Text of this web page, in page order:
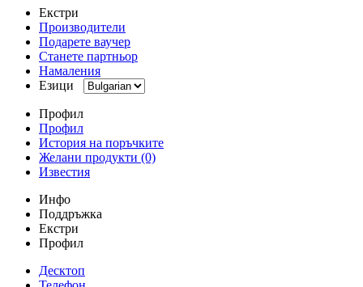
Екстри
Производители
Подарете ваучер
Станете партньор
Намаления
Езици
Профил
Профил
История на поръчките
Желани продукти (0)
Известия
Инфо
Поддръжка
Екстри
Профил
Десктоп